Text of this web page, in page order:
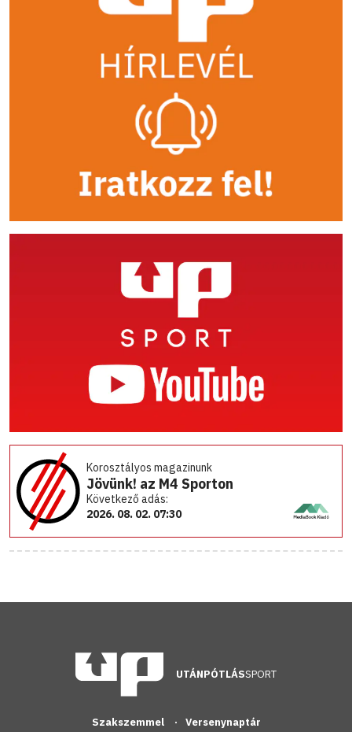
Korosztályos magazinunk
Jövünk! az M4 Sporton
Következő adás:
2026. 08. 02. 07:30
UTÁNPÓTLÁSSPORT
Szakszemmel Versenynaptár